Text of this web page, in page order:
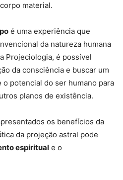
material.
é uma experiência que
da natureza humana
Projeciologia, é possível
da consciência e buscar um
potencial do ser humano para
planos de existência.
os benefícios da
da projeção astral pode
espiritual e o